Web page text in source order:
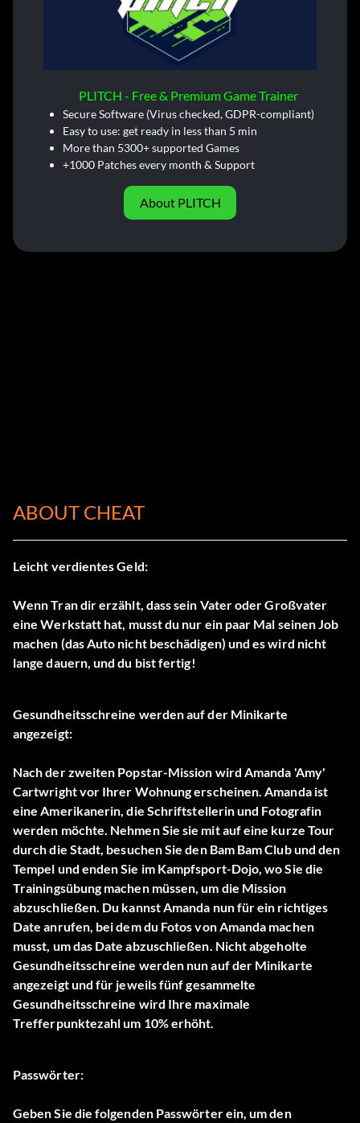
PLITCH - Free & Premium Game Trainer
Secure Software (Virus checked, GDPR-compliant)
Easy to use: get ready in less than 5 min
More than 5300+ supported Games
+1000 Patches every month & Support
About PLITCH
ABOUT CHEAT
Leicht verdientes Geld:
Wenn Tran dir erzählt, dass sein Vater oder Großvater
eine Werkstatt hat, musst du nur ein paar Mal seinen Job
machen (das Auto nicht beschädigen) und es wird nicht
lange dauern, und du bist fertig!
Gesundheitsschreine werden auf der Minikarte
angezeigt:
Nach der zweiten Popstar-Mission wird Amanda 'Amy'
Cartwright vor Ihrer Wohnung erscheinen. Amanda ist
eine Amerikanerin, die Schriftstellerin und Fotografin
werden möchte. Nehmen Sie sie mit auf eine kurze Tour
durch die Stadt, besuchen Sie den Bam Bam Club und den
Tempel und enden Sie im Kampfsport-Dojo, wo Sie die
Trainingsübung machen müssen, um die Mission
abzuschließen. Du kannst Amanda nun für ein richtiges
Date anrufen, bei dem du Fotos von Amanda machen
musst, um das Date abzuschließen. Nicht abgeholte
Gesundheitsschreine werden nun auf der Minikarte
angezeigt und für jeweils fünf gesammelte
Gesundheitsschreine wird Ihre maximale
Trefferpunktezahl um 10% erhöht.
Passwörter:
Geben Sie die folgenden Passwörter ein, um den